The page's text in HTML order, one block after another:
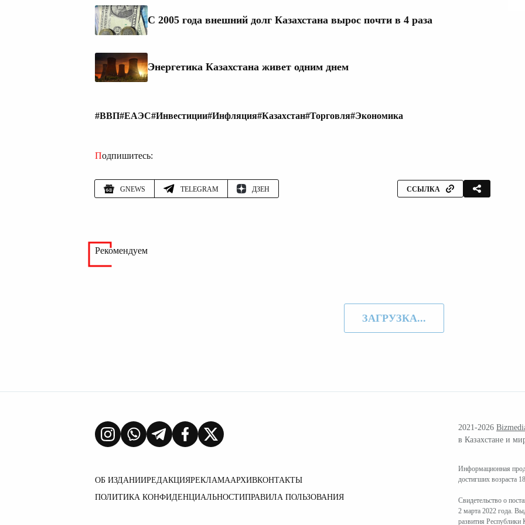
С 2005 года внешний долг Казахстана вырос почти в 4 раза
Энергетика Казахстана живет одним днем
#ВВП#ЕАЭС#Инвестиции#Инфляция#Казахстан#Торговля#Экономика
Подпишитесь:
GNEWS TELEGRAM ДЗЕН ССЫЛКА
Рекомендуем
ЗАГРУЗКА...
ОБ ИЗДАНИИРЕДАКЦИЯРЕКЛАМААРХИВКОНТАКТЫ
ПОЛИТИКА КОНФИДЕНЦИАЛЬНОСТИПРАВИЛА ПОЛЬЗОВАНИЯ
2021-2026
в Казахстане и
Информационная
достигших возраста
Свидетельство о
2 марта 2022 года.
развития Республики